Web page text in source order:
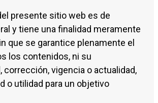
presente sitio web es de
y tiene una finalidad meramente
que se garantice plenamente el
los contenidos, ni su
corrección, vigencia o actualidad,
o utilidad para un objetivo